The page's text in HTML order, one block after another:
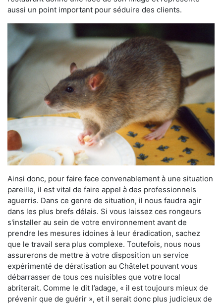
aussi un point important pour séduire des clients.
Ainsi donc, pour faire face convenablement à une situation
pareille, il est vital de faire appel à des professionnels
aguerris. Dans ce genre de situation, il nous faudra agir
dans les plus brefs délais. Si vous laissez ces rongeurs
s'installer au sein de votre environnement avant de
prendre les mesures idoines à leur éradication, sachez
que le travail sera plus complexe. Toutefois, nous nous
assurerons de mettre à votre disposition un service
expérimenté de dératisation au Châtelet pouvant vous
débarrasser de tous ces nuisibles que votre local
abriterait. Comme le dit l’adage, « il est toujours mieux de
prévenir que de guérir », et il serait donc plus judicieux de